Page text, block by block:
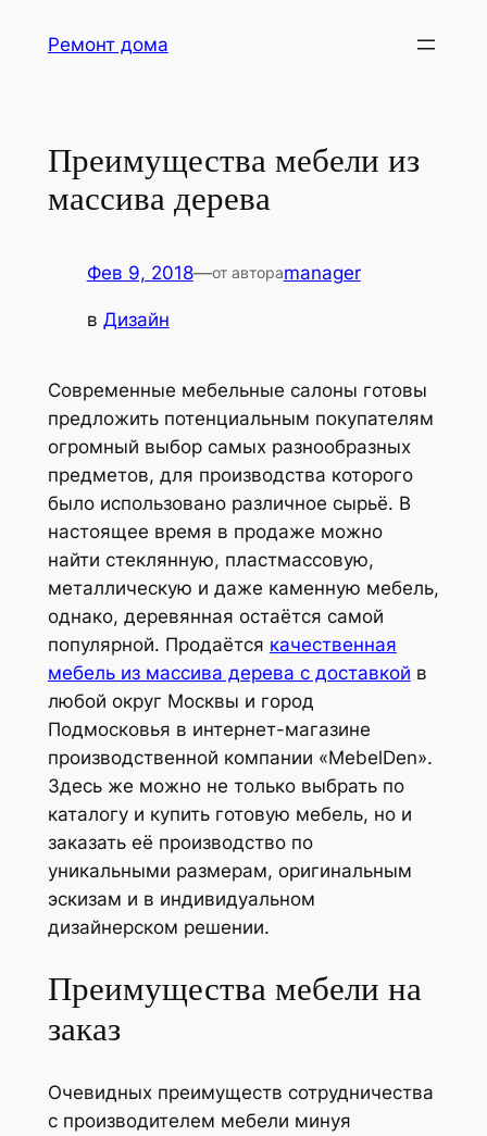
Ремонт дома
Преимущества мебели из
массива дерева
Фев 9, 2018—от автораmanager
в Дизайн
Современные мебельные салоны готовы
предложить потенциальным покупателям
огромный выбор самых разнообразных
предметов, для производства которого
было использовано различное сырьё. В
настоящее время в продаже можно
найти стеклянную, пластмассовую,
металлическую и даже каменную мебель,
однако, деревянная остаётся самой
популярной. Продаётся качественная
мебель из массива дерева с доставкой в
любой округ Москвы и город
Подмосковья в интернет-магазине
производственной компании «MebelDen».
Здесь же можно не только выбрать по
каталогу и купить готовую мебель, но и
заказать её производство по
уникальными размерам, оригинальным
эскизам и в индивидуальном
дизайнерском решении.
Преимущества мебели на
заказ
Очевидных преимуществ сотрудничества
с производителем мебели минуя